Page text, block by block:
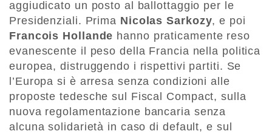
aggiudicato un posto al ballottaggio per le
Presidenziali. Prima Nicolas Sarkozy, e poi
Francois Hollande hanno praticamente reso
evanescente il peso della Francia nella politica
europea, distruggendo i rispettivi partiti. Se
l’Europa si è arresa senza condizioni alle
proposte tedesche sul Fiscal Compact, sulla
nuova regolamentazione bancaria senza
alcuna solidarietà in caso di default, e sul